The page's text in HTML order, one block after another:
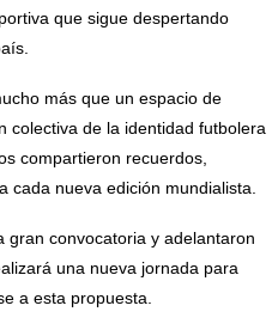
que sigue despertando
más que un espacio de
colectiva de la identidad futbolera
compartieron recuerdos,
cada nueva edición mundialista.
gran convocatoria y adelantaron
una nueva jornada para
a esta propuesta.